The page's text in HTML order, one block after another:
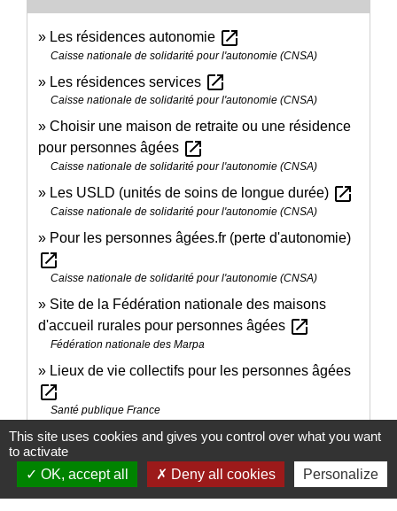
Les résidences autonomie open_in_new
Caisse nationale de solidarité pour l'autonomie (CNSA)
Les résidences services open_in_new
Caisse nationale de solidarité pour l'autonomie (CNSA)
Choisir une maison de retraite ou une résidence
pour personnes âgées open_in_new
Caisse nationale de solidarité pour l'autonomie (CNSA)
Les USLD (unités de soins de longue durée) open_in_new
Caisse nationale de solidarité pour l'autonomie (CNSA)
Pour les personnes âgées.fr (perte d'autonomie)
open_in_new
Caisse nationale de solidarité pour l'autonomie (CNSA)
Site de la Fédération nationale des maisons
d'accueil rurales pour personnes âgées open_in_new
Fédération nationale des Marpa
Lieux de vie collectifs pour les personnes âgées
open_in_new
Santé publique France
Quelles garanties sont demandées pour entrer en
Ehpad ? open_in_new
Caisse nationale de solidarité pour l'autonomie (CNSA)
This site uses cookies and gives you control over what you want
to activate
OK, accept all
Deny all cookies Personalize